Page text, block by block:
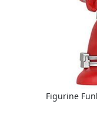
Figurine